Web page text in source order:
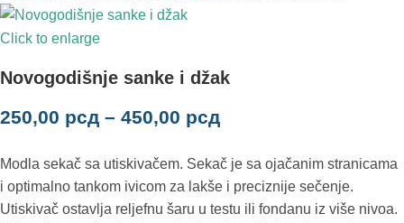
Click to enlarge
Novogodišnje sanke i džak
250,00 рсд – 450,00 рсд
Modla sekač sa utiskivačem. Sekač je sa ojačanim stranicama
i optimalno tankom ivicom za lakše i preciznije sečenje.
Utiskivač ostavlja reljefnu šaru u testu ili fondanu iz više nivoa.